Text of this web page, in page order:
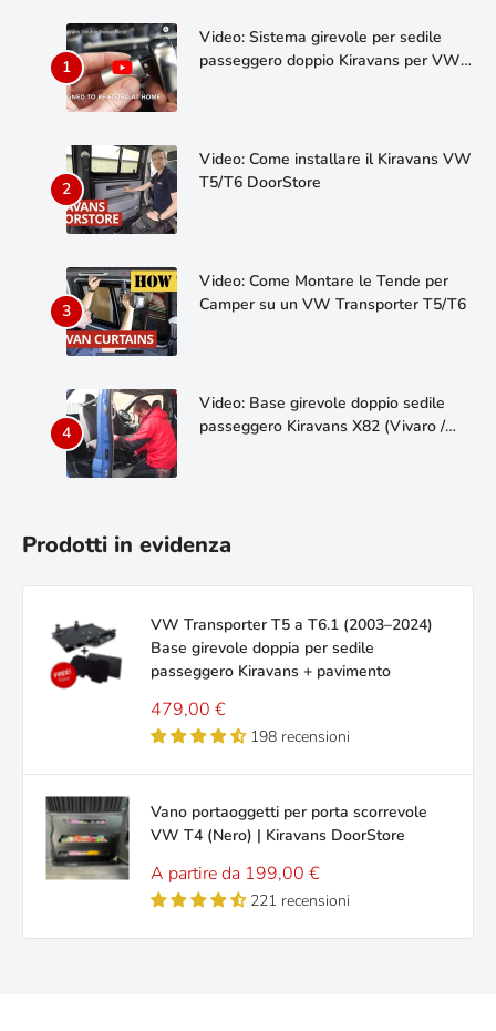
Video: Sistema girevole per sedile
passeggero doppio Kiravans per VW
Video: Come installare il Kiravans VW
T5/T6 DoorStore ​​
Video: Come Montare le Tende per
Camper su un VW Transporter T5/T6
Video: Base girevole doppio sedile
passeggero Kiravans X82 (Vivaro /
Prodotti in evidenza
VW Transporter T5 a T6.1 (2003–2024)
Base girevole doppia per sedile
passeggero Kiravans + pavimento
Prezzo
scontato
479,00 €
198 recensioni
Vano portaoggetti per porta scorrevole
VW T4 (Nero) | Kiravans DoorStore
Prezzo
scontato
A partire da 199,00 €
221 recensioni